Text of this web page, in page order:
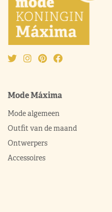
Mode Máxima
Mode algemeen
Outfit van de maand
Ontwerpers
Accessoires